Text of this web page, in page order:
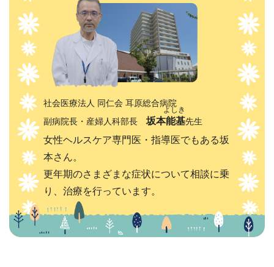
社会医療法人 同仁会 耳原総合病院
副病院長・産婦人科部長坂本能基先生
女性ヘルスケア専門医・指導医でもある坂
本さん。
更年期のさまざまな症状について相談に乗
り、治療を行っています。